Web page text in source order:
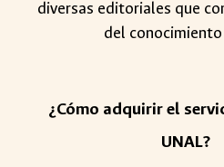
diversas editoriales que
del cono
¿Cómo adquirirel
UNAL?